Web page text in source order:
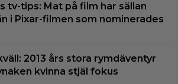
tv-tips: Mat på film har sällan
i Pixar-filmen som nominerades
2013 års stora rymdäventyr
kvinna stjäl fokus